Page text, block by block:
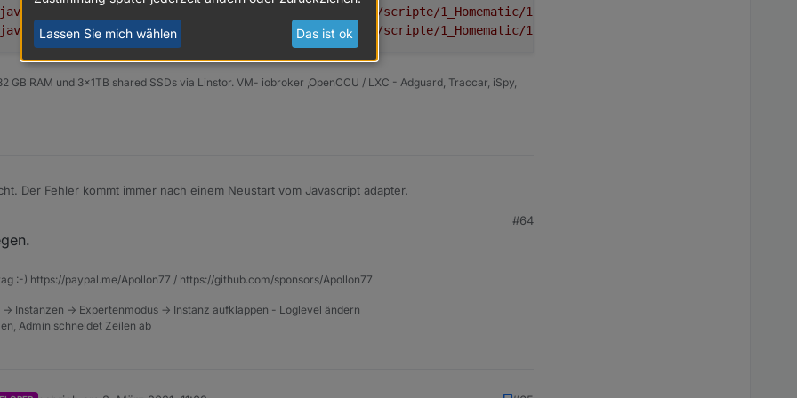
javascript.0
/opt/iobroker/iobroker-data/scripte/1_Homematic/1_3_Klimasteuerung/
javascript.0
(8715) Watch /opt/iobroker/iobroker-data/scripte/1_Homematic/1_4_Klingel/
RAM und 3x1TB shared SSDs via Linstor. VM- iobroker ,OpenCCU / LXC - Adguard, Traccar, iSpy,
Der Fehler kommt immer nach einem Neustart vom Javascript adapter.
- info: javascript.0 (8715) script.js.common.FritzboxAbfrage1: registered 0 subscriptions and 1 schedule
- info: javascript.0 (8715) script.js.common.VIS.04_Webspeedy: registered 1 subscription and 0 schedules
- warn: javascript.0 (8715) Please delete file /opt/iobroker/iobroker-data/scripte/80_Infrastruktur/Kameras/
#64
:-) https://paypal.me/Apollon77 / https://github.com/sponsors/Apollon77
Instanzen -> Expertenmodus -> Instanz aufklappen - Loglevel ändern
Admin schneidet Zeilen ab
Lassen Sie mich wählen Das ist ok